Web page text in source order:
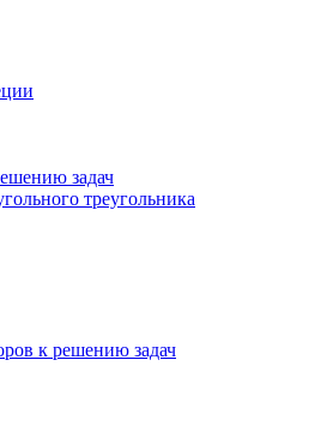
задач
треугольника
к решению задач